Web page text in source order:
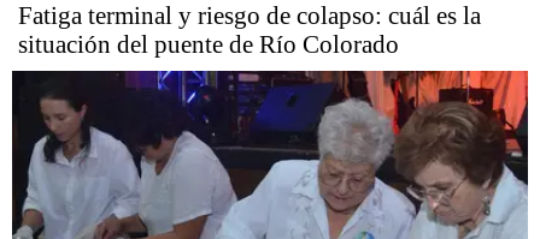
Fatiga terminal y riesgo de colapso: cuál es la
situación del puente de Río Colorado